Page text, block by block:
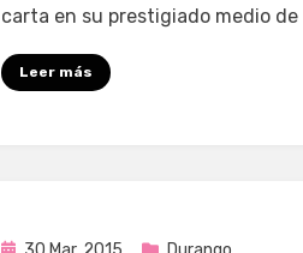
carta en su prestigiado medio
Leer más
Publicada